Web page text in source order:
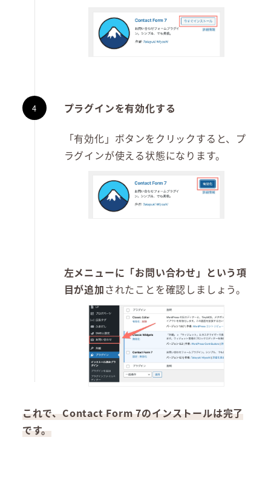
プラグインを有効化する
「有効化」ボタンをクリックすると、プ
ラグインが使える状態になります。
左メニューに「お問い合わせ」という項
目が追加されたことを確認しましょう。
これで、Contact Form 7のインストールは完了
です。